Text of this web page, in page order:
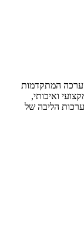
המתקדמות
ואיכותי,
הליבה של